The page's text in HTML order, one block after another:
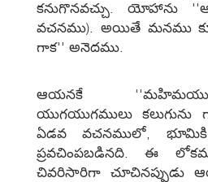
కనుగొనవచ్చు. యోహాను
వచనము). అయితే మనము
గాక'' అనెదము.
ఆయనకే ''మహిమయు
యుగయుగములు
ఏడవ వచనములో, భూమికి
ప్రవచింపబడినది. ఈ
చివరిసారిగా చూచినప్పుడు